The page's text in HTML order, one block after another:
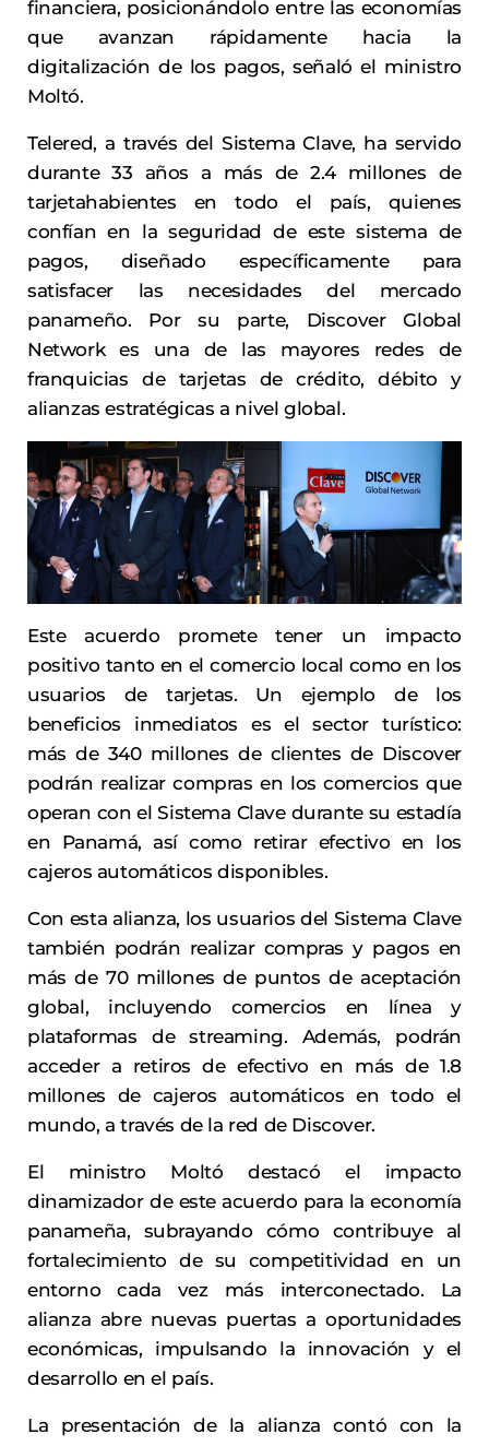
financiera, posicionándolo entre las economías
que avanzan rápidamente hacia la
digitalización de los pagos, señaló el ministro
Moltó.
Telered, a través del Sistema Clave, ha servido
durante 33 años a más de 2.4 millones de
tarjetahabientes en todo el país, quienes
confían en la seguridad de este sistema de
pagos, diseñado específicamente para
satisfacer las necesidades del mercado
panameño. Por su parte, Discover Global
Network es una de las mayores redes de
franquicias de tarjetas de crédito, débito y
alianzas estratégicas a nivel global.
Este acuerdo promete tener un impacto
positivo tanto en el comercio local como en los
usuarios de tarjetas. Un ejemplo de los
beneficios inmediatos es el sector turístico:
más de 340 millones de clientes de Discover
podrán realizar compras en los comercios que
operan con el Sistema Clave durante su estadía
en Panamá, así como retirar efectivo en los
cajeros automáticos disponibles.
Con esta alianza, los usuarios del Sistema Clave
también podrán realizar compras y pagos en
más de 70 millones de puntos de aceptación
global, incluyendo comercios en línea y
plataformas de streaming. Además, podrán
acceder a retiros de efectivo en más de 1.8
millones de cajeros automáticos en todo el
mundo, a través de la red de Discover.
El ministro Moltó destacó el impacto
dinamizador de este acuerdo para la economía
panameña, subrayando cómo contribuye al
fortalecimiento de su competitividad en un
entorno cada vez más interconectado. La
alianza abre nuevas puertas a oportunidades
económicas, impulsando la innovación y el
desarrollo en el país.
La presentación de la alianza contó con la